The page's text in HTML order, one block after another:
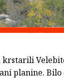
planine. Bilo